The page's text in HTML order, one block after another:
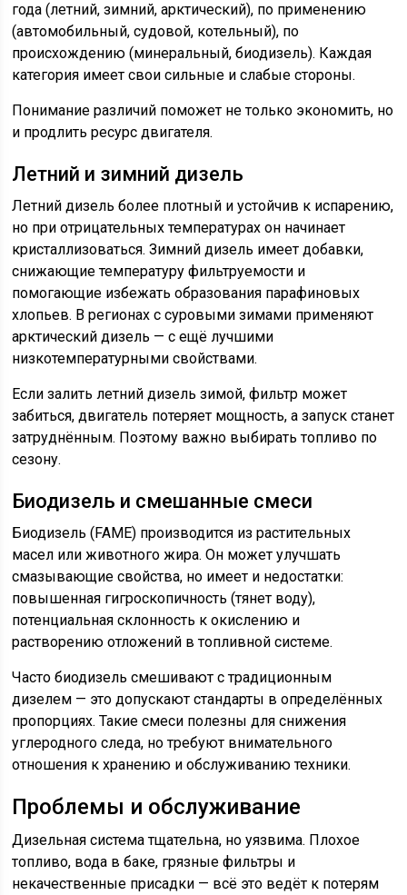
года (летний, зимний, арктический), по применению
(автомобильный, судовой, котельный), по
происхождению (минеральный, биодизель). Каждая
категория имеет свои сильные и слабые стороны.
Понимание различий поможет не только экономить, но
и продлить ресурс двигателя.
Летний и зимний дизель
Летний дизель более плотный и устойчив к испарению,
но при отрицательных температурах он начинает
кристаллизоваться. Зимний дизель имеет добавки,
снижающие температуру фильтруемости и
помогающие избежать образования парафиновых
хлопьев. В регионах с суровыми зимами применяют
арктический дизель — с ещё лучшими
низкотемпературными свойствами.
Если залить летний дизель зимой, фильтр может
забиться, двигатель потеряет мощность, а запуск станет
затруднённым. Поэтому важно выбирать топливо по
сезону.
Биодизель и смешанные смеси
Биодизель (FAME) производится из растительных
масел или животного жира. Он может улучшать
смазывающие свойства, но имеет и недостатки:
повышенная гигроскопичность (тянет воду),
потенциальная склонность к окислению и
растворению отложений в топливной системе.
Часто биодизель смешивают с традиционным
дизелем — это допускают стандарты в определённых
пропорциях. Такие смеси полезны для снижения
углеродного следа, но требуют внимательного
отношения к хранению и обслуживанию техники.
Проблемы и обслуживание
Дизельная система тщательна, но уязвима. Плохое
топливо, вода в баке, грязные фильтры и
некачественные присадки — всё это ведёт к потерям